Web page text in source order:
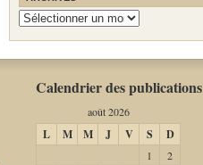
Archives
Calendrier des publications
août 2026
L M M J V S D
1
2